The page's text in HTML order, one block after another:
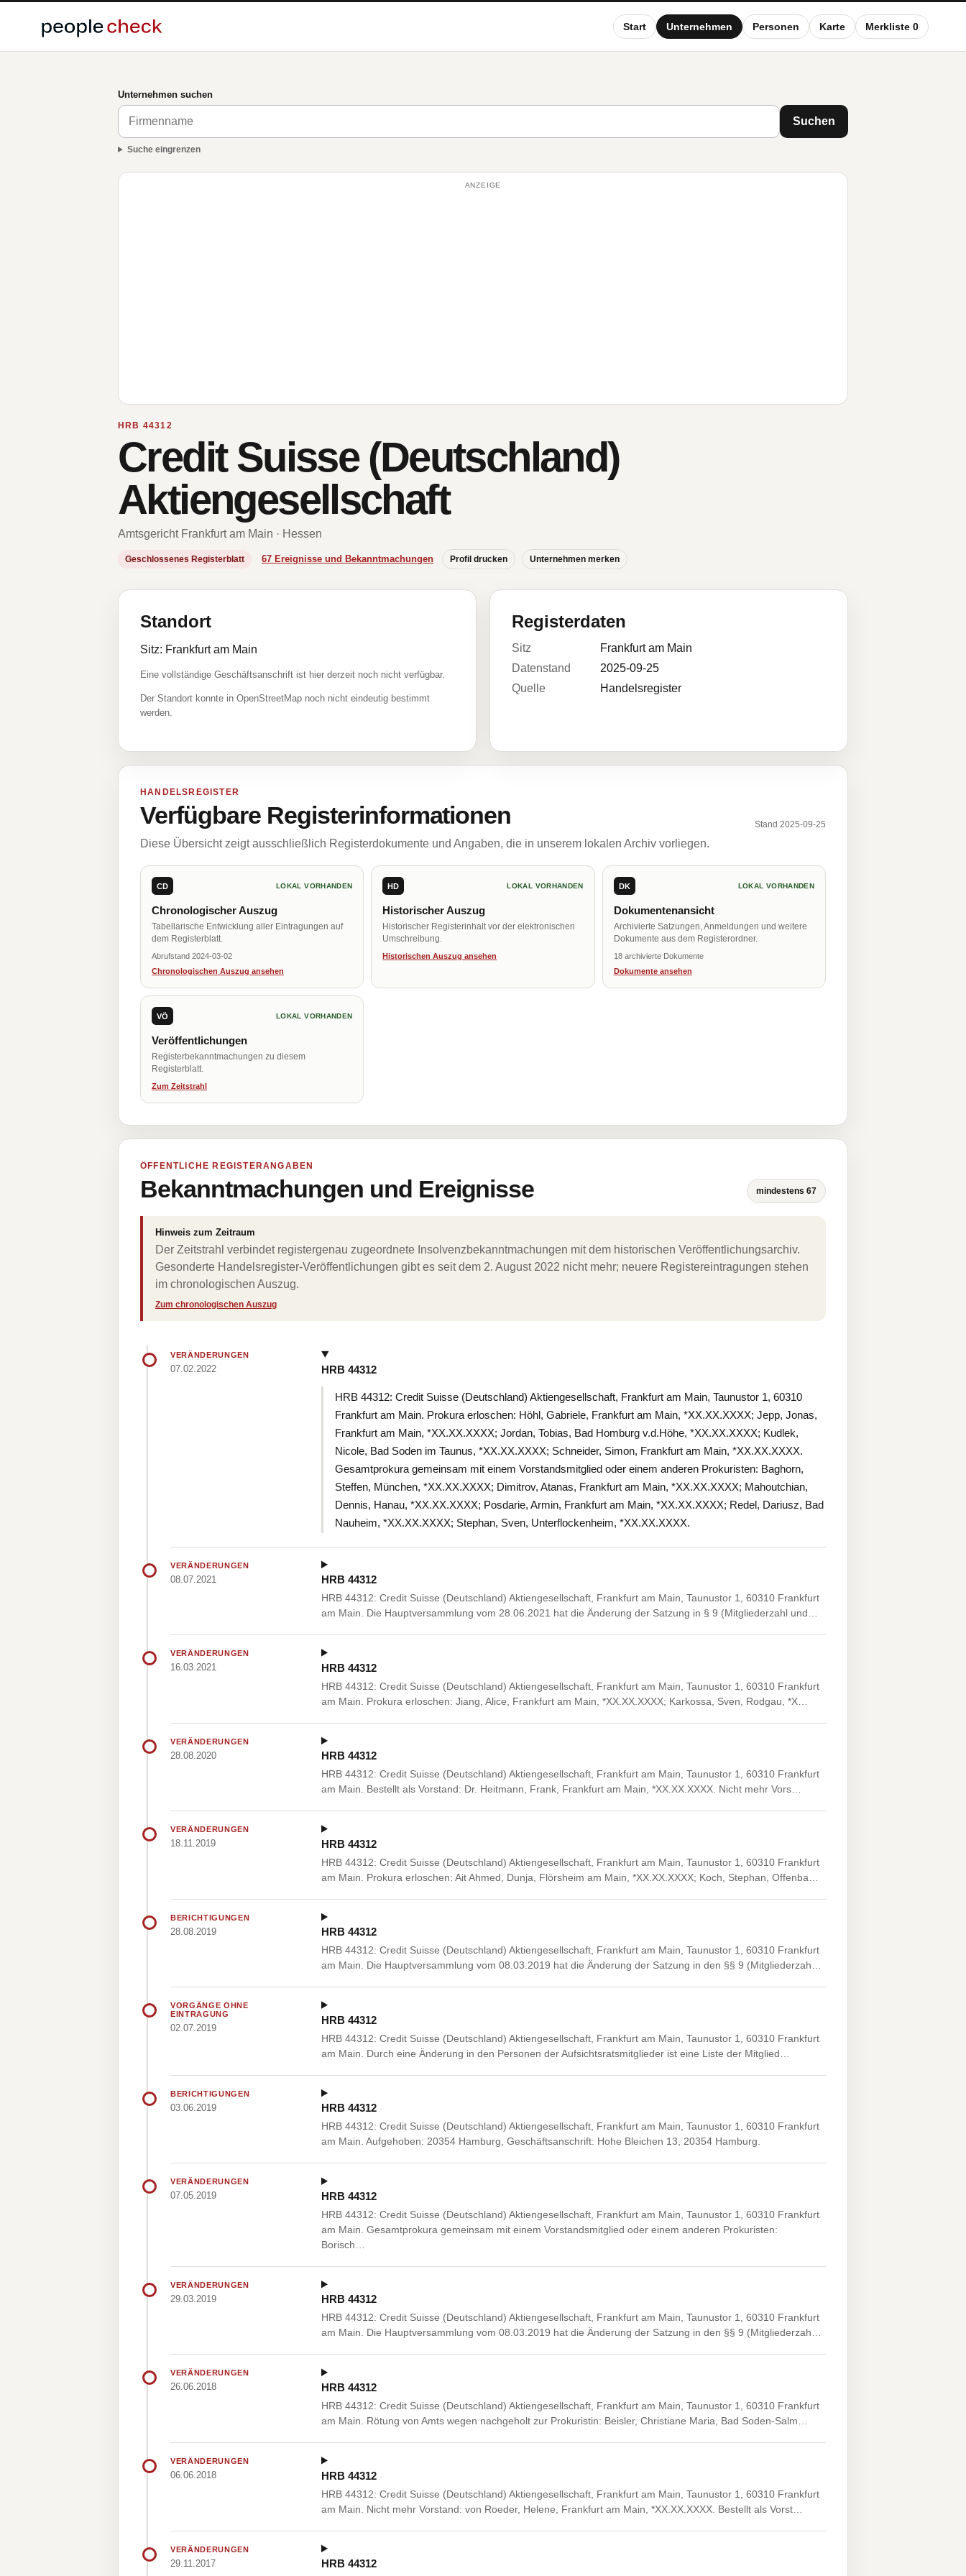
Start Unternehmen Personen Karte Merkliste 0
Unternehmen suchen
Suchen
Suche eingrenzen
ANZEIGE
HRB 44312
Credit Suisse (Deutschland)
Aktiengesellschaft
Amtsgericht Frankfurt am Main · Hessen
Geschlossenes Registerblatt 67 Ereignisse und Bekanntmachungen Profil drucken Unternehmen merken
Standort
Sitz: Frankfurt am Main
Eine vollständige Geschäftsanschrift ist hier derzeit noch nicht verfügbar.
Der Standort konnte in OpenStreetMap noch nicht eindeutig bestimmt
werden.
Registerdaten
Sitz
Frankfurt am Main
Datenstand
2025-09-25
Quelle
Handelsregister
HANDELSREGISTER
Verfügbare Registerinformationen Stand 2025-09-25
Diese Übersicht zeigt ausschließlich Registerdokumente und Angaben, die in unserem lokalen Archiv vorliegen.
CD LOKAL VORHANDEN
Chronologischer Auszug
Tabellarische Entwicklung aller Eintragungen auf
dem Registerblatt.
Abrufstand 2024-03-02
Chronologischen Auszug ansehen
HD LOKAL VORHANDEN
Historischer Auszug
Historischer Registerinhalt vor der elektronischen
Umschreibung.
Historischen Auszug ansehen
DK LOKAL VORHANDEN
Dokumentenansicht
Archivierte Satzungen, Anmeldungen und weitere
Dokumente aus dem Registerordner.
18 archivierte Dokumente
Dokumente ansehen
VÖ LOKAL VORHANDEN
Veröffentlichungen
Registerbekanntmachungen zu diesem
Registerblatt.
Zum Zeitstrahl
ÖFFENTLICHE REGISTERANGABEN
Bekanntmachungen und Ereignisse mindestens 67
Hinweis zum Zeitraum
Der Zeitstrahl verbindet registergenau zugeordnete Insolvenzbekanntmachungen mit dem historischen Veröffentlichungsarchiv.
Gesonderte Handelsregister-Veröffentlichungen gibt es seit dem 2. August 2022 nicht mehr; neuere Registereintragungen stehen
im chronologischen Auszug.
Zum chronologischen Auszug
VERÄNDERUNGEN
07.02.2022 HRB 44312
HRB 44312: Credit Suisse (Deutschland) Aktiengesellschaft, Frankfurt am Main, Taunustor 1, 60310
Frankfurt am Main. Prokura erloschen: Höhl, Gabriele, Frankfurt am Main, *XX.XX.XXXX; Jepp, Jonas,
Frankfurt am Main, *XX.XX.XXXX; Jordan, Tobias, Bad Homburg v.d.Höhe, *XX.XX.XXXX; Kudlek,
Nicole, Bad Soden im Taunus, *XX.XX.XXXX; Schneider, Simon, Frankfurt am Main, *XX.XX.XXXX.
Gesamtprokura gemeinsam mit einem Vorstandsmitglied oder einem anderen Prokuristen: Baghorn,
Steffen, München, *XX.XX.XXXX; Dimitrov, Atanas, Frankfurt am Main, *XX.XX.XXXX; Mahoutchian,
Dennis, Hanau, *XX.XX.XXXX; Posdarie, Armin, Frankfurt am Main, *XX.XX.XXXX; Redel, Dariusz, Bad
Nauheim, *XX.XX.XXXX; Stephan, Sven, Unterflockenheim, *XX.XX.XXXX.
VERÄNDERUNGEN
08.07.2021 HRB 44312
HRB 44312: Credit Suisse (Deutschland) Aktiengesellschaft, Frankfurt am Main, Taunustor 1, 60310 Frankfurt
am Main. Die Hauptversammlung vom 28.06.2021 hat die Änderung der Satzung in § 9 (Mitgliederzahl und…
VERÄNDERUNGEN
16.03.2021 HRB 44312
HRB 44312: Credit Suisse (Deutschland) Aktiengesellschaft, Frankfurt am Main, Taunustor 1, 60310 Frankfurt
am Main. Prokura erloschen: Jiang, Alice, Frankfurt am Main, *XX.XX.XXXX; Karkossa, Sven, Rodgau, *X…
VERÄNDERUNGEN
28.08.2020 HRB 44312
HRB 44312: Credit Suisse (Deutschland) Aktiengesellschaft, Frankfurt am Main, Taunustor 1, 60310 Frankfurt
am Main. Bestellt als Vorstand: Dr. Heitmann, Frank, Frankfurt am Main, *XX.XX.XXXX. Nicht mehr Vors…
VERÄNDERUNGEN
18.11.2019 HRB 44312
HRB 44312: Credit Suisse (Deutschland) Aktiengesellschaft, Frankfurt am Main, Taunustor 1, 60310 Frankfurt
am Main. Prokura erloschen: Ait Ahmed, Dunja, Flörsheim am Main, *XX.XX.XXXX; Koch, Stephan, Offenba…
BERICHTIGUNGEN
28.08.2019 HRB 44312
HRB 44312: Credit Suisse (Deutschland) Aktiengesellschaft, Frankfurt am Main, Taunustor 1, 60310 Frankfurt
am Main. Die Hauptversammlung vom 08.03.2019 hat die Änderung der Satzung in den §§ 9 (Mitgliederzah…
VORGÄNGE OHNE
EINTRAGUNG
02.07.2019
HRB 44312
HRB 44312: Credit Suisse (Deutschland) Aktiengesellschaft, Frankfurt am Main, Taunustor 1, 60310 Frankfurt
am Main. Durch eine Änderung in den Personen der Aufsichtsratsmitglieder ist eine Liste der Mitglied…
BERICHTIGUNGEN
03.06.2019 HRB 44312
HRB 44312: Credit Suisse (Deutschland) Aktiengesellschaft, Frankfurt am Main, Taunustor 1, 60310 Frankfurt
am Main. Aufgehoben: 20354 Hamburg, Geschäftsanschrift: Hohe Bleichen 13, 20354 Hamburg.
VERÄNDERUNGEN
07.05.2019 HRB 44312
HRB 44312: Credit Suisse (Deutschland) Aktiengesellschaft, Frankfurt am Main, Taunustor 1, 60310 Frankfurt
am Main. Gesamtprokura gemeinsam mit einem Vorstandsmitglied oder einem anderen Prokuristen:
Borisch…
VERÄNDERUNGEN
29.03.2019 HRB 44312
HRB 44312: Credit Suisse (Deutschland) Aktiengesellschaft, Frankfurt am Main, Taunustor 1, 60310 Frankfurt
am Main. Die Hauptversammlung vom 08.03.2019 hat die Änderung der Satzung in den §§ 9 (Mitgliederzah…
VERÄNDERUNGEN
26.06.2018 HRB 44312
HRB 44312: Credit Suisse (Deutschland) Aktiengesellschaft, Frankfurt am Main, Taunustor 1, 60310 Frankfurt
am Main. Rötung von Amts wegen nachgeholt zur Prokuristin: Beisler, Christiane Maria, Bad Soden-Salm…
VERÄNDERUNGEN
06.06.2018 HRB 44312
HRB 44312: Credit Suisse (Deutschland) Aktiengesellschaft, Frankfurt am Main, Taunustor 1, 60310 Frankfurt
am Main. Nicht mehr Vorstand: von Roeder, Helene, Frankfurt am Main, *XX.XX.XXXX. Bestellt als Vorst…
VERÄNDERUNGEN
29.11.2017 HRB 44312